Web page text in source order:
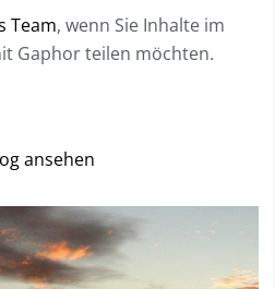
Team, wenn Sie Inhalte im
Gaphor teilen möchten.
ansehen